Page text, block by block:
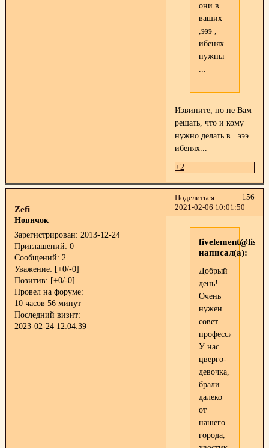
они в
ваших
,эээ ,
ибенях
нужны
Извините, но не Вам
решать, что и кому
нужно делать в . эээ.
ибенях...
+2
Поделиться
156
2021-02-06 10:01:50
Zefi
Новичок
Зарегистрирован: 2013-12-24
Приглашений: 0
Сообщений: 2
Уважение: [+0/-0]
Позитив: [+0/-0]
Провел на форуме:
10 часов 56 минут
Последний визит:
2023-02-24 12:04:39
написал(а):
Добрый
день!
Очень
нужен
совет
профессионалов.
У нас
цверго-
девочка,
брали
далеко
от
нашего
города,